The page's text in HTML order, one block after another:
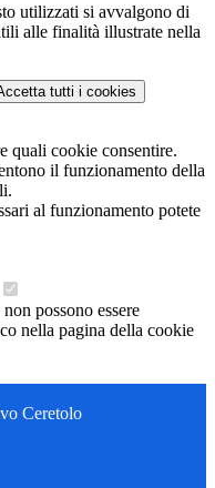
utilizzati si avvalgono di
alle finalità illustrate nella
tutti i cookies
quali cookie consentire.
il funzionamento della
al funzionamento potete
possono essere
nella pagina della cookie
Ceretolo